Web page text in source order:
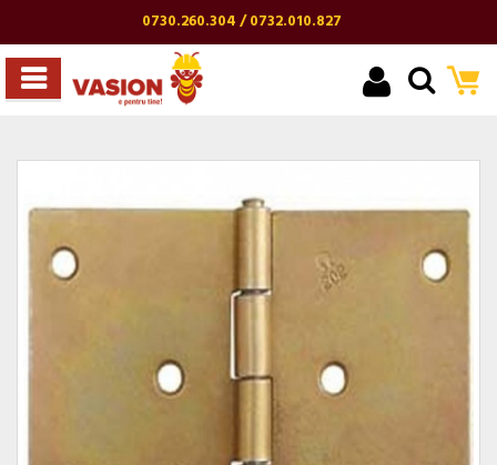
0730.260.304 / 0732.010.827